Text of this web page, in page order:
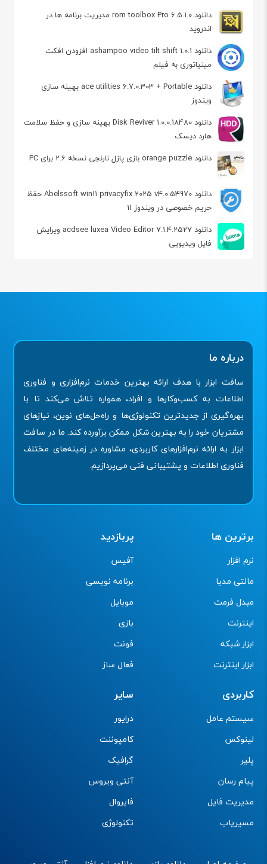
دانلود rom toolbox Pro 6.5.1.0 مدیریت برنامه ها در
اندروید
دانلود ashampoo video tilt shift 1.0.1 افزودن افکت
مینیاتوری به فیلم
دانلود ace utilities 6.7.0.303 + Portable بهینه سازی
ویندوز
دانلود Disk Reviver 1.0.0.18480 بهینه سازی و حفظ سلامت
هارد دیسک
دانلود orange puzzle بازی پازل نارنجی نسخه 2.6 برای PC
دانلود Abelssoft win11 privacyfix 2025 v4.0.54970 حفظ
حریم خصوصی در ویندوز 11
دانلود acdsee luxea Video Editor 7.1.4.2527 ویرایش
فایل ویدیویی
درباره ما
سافت ابزار با هدف ارائه بهترین خدمات نرم‌افزاری و فناوری
اطلاعات به کسب‌وکارها و افراد، همواره تلاش می‌کند تا با
بهره‌گیری از جدیدترین تکنولوژی‌ها و راه‌حل‌های نوین، نیازهای
مشتریان خود را به بهترین شکل ممکن برآورده کند. ما در سافت
ابزار به ارائه نرم‌افزارهای کاربردی، مشاوره در زمینه‌های مختلف
فناوری اطلاعات و پشتیبانی فنی می‌پردازیم.
برترین ها
نرم افزار
مالتی مدیا
مبدل فرمت
اینترنت
ابزار شبکه
ابزار اینترنت
پربازدید
آفیس
برنامه نویسی
موبایل
بازی
فونت
فعال ساز
کاربردی
سیستم عامل
لینوکس
پلیر
پیام رسان
مدیریت فایل
مسیریاب
سایر
درایور
کامپوننت
گرافیک
آنتی ویروس
فایروال
تکنولوژی